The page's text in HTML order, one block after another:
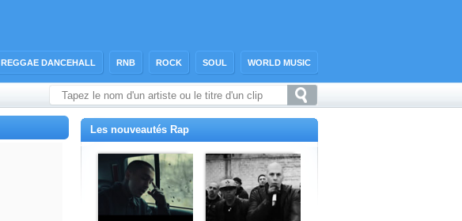
REGGAE DANCEHALL RNB ROCK SOUL WORLD MUSIC
Les nouveautés Rap